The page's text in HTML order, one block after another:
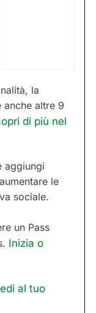
la
altre 9
di più nel
aggiungi
le
sociale.
un Pass
Inizia o
al tuo